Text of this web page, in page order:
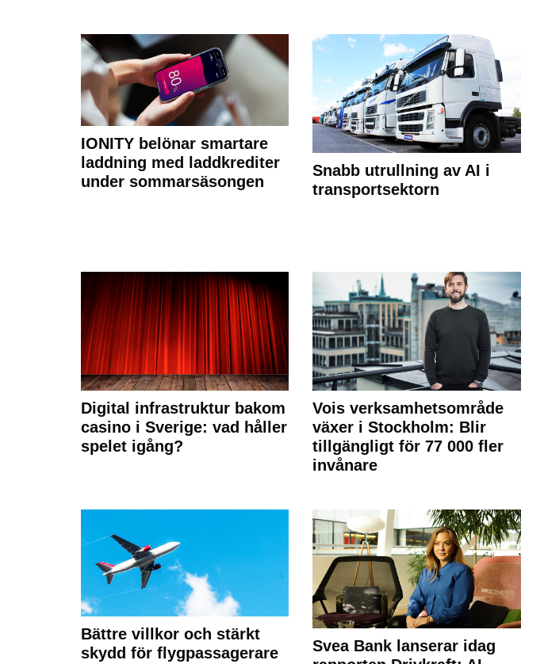
IONITY belönar smartare
laddning med laddkrediter
under sommarsäsongen
Snabb utrullning av AI i
transportsektorn
Digital infrastruktur bakom
casino i Sverige: vad håller
spelet igång?
Vois verksamhetsområde
växer i Stockholm: Blir
tillgängligt för 77 000 fler
invånare
Bättre villkor och stärkt
skydd för flygpassagerare
Svea Bank lanserar idag